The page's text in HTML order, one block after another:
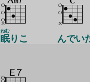
眠
ねむ
りこ んでい